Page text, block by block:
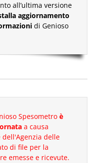
all’ultima versione
aggiornamento
di Genioso
Spesometro è
a causa
delle
di file per la
emesse e ricevute.